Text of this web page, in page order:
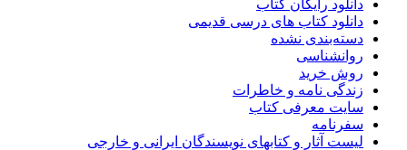
دانلود رایگان کتاب
دانلود کتاب های درسی قدیمی
دسته‌بندی نشده
روانشناسی
روش خرید
زندگی نامه و خاطرات
سایت معرفی کتاب
سفرنامه
لیست آثار و کتابهای نویسندگان ایرانی و خارجی